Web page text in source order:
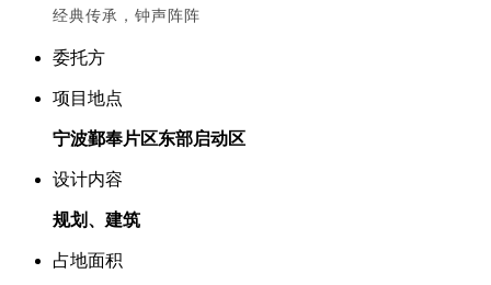
经典传承，钟声阵阵
委托方
项目地点
宁波鄞奉片区东部启动区
设计内容
规划、建筑
占地面积